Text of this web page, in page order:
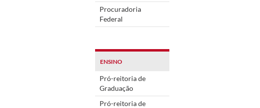
Procuradoria
Federal
ENSINO
Pró-reitoria de
Graduação
Pró-reitoria de